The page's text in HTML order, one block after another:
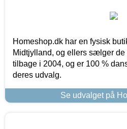
Homeshop.dk har en fysisk
Midtjylland, og ellers sælger de
tilbage i 2004, og er 100 %
deres udvalg.
Se udvalget på